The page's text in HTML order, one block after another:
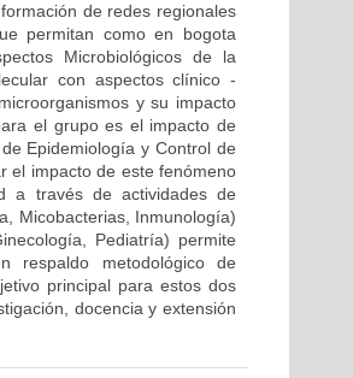
de redes regionales
permitan como en bogota
Microbiológicos de la
con aspectos clínico -
y su impacto
el grupo es el impacto de
Epidemiología y Control de
el impacto de este fenómeno
a través de actividades de
Micobacterias, Inmunología)
Pediatría) permite
respaldo metodológico de
principal para estos dos
docencia y extensión